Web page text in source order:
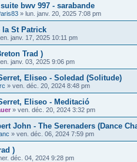
bwv 997 - sarabande
» lun. janv. 20, 2025 7:08 pm
la St Patrick
janv. 17, 2025 10:11 pm
Trad )
janv. 03, 2025 9:06 pm
Eliseo - Soledad (Solitude)
» ven. déc. 20, 2024 8:48 pm
Eliseo - Meditació
» ven. déc. 20, 2024 3:32 pm
John - The Serenaders (Dance
» ven. déc. 06, 2024 7:59 pm
)
déc. 04, 2024 9:28 pm